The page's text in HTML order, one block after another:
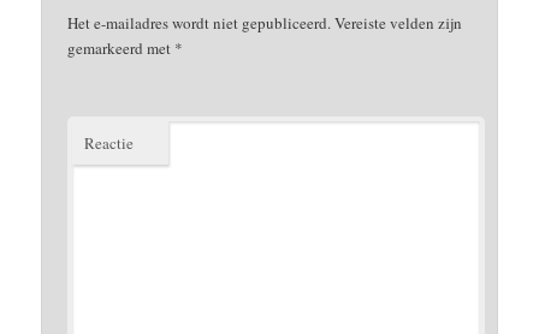
Het e-mailadres wordt niet gepubliceerd.Vereiste velden zijn
gemarkeerd met *
Reactie